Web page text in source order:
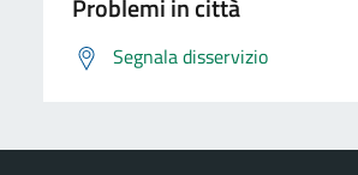
Problemi in città
Segnala disservizio